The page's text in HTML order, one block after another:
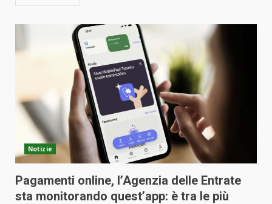
Notizie
Pagamenti online, l’Agenzia delle Entrate
sta monitorando quest’app: è tra le più